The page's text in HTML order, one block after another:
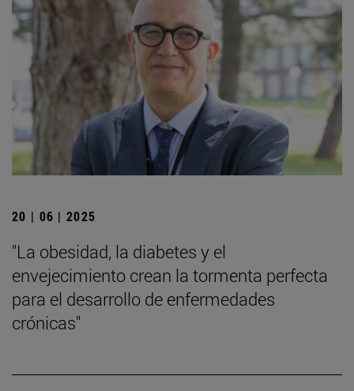
20 | 06 | 2025
"La obesidad, la diabetes y el
envejecimiento crean la tormenta perfecta
para el desarrollo de enfermedades
crónicas"